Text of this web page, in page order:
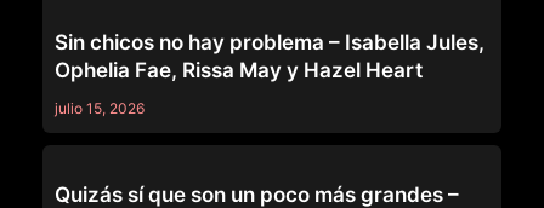
Sin chicos no hay problema – Isabella Jules,
Ophelia Fae, Rissa May y Hazel Heart
julio 15, 2026
Quizás sí que son un poco más grandes –